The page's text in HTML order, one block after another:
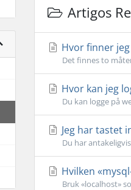
Artigos
Hvor finner
Det finnes to
Hvor kan jeg
Du kan logge på
Jeg har tastet
Du har
Hvilken
Bruk «localhost»